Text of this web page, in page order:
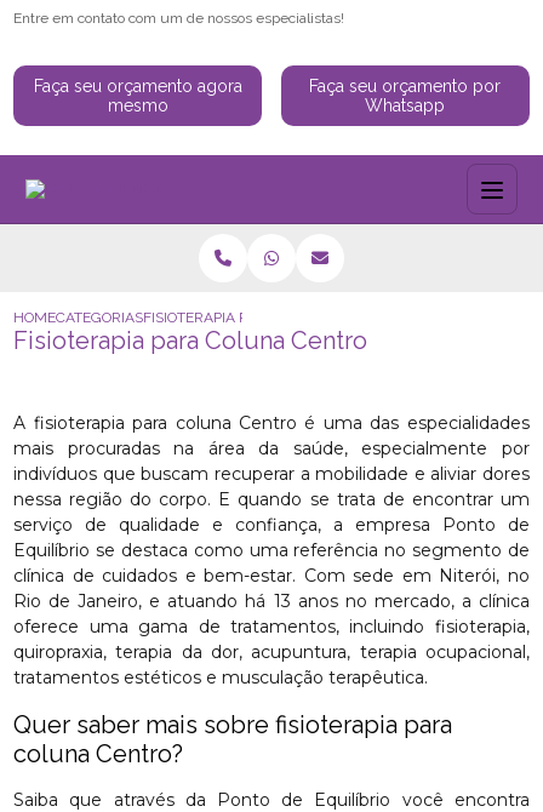
Entre em contato com um de nossos especialistas!
Faça seu orçamento agora
mesmo
Faça seu orçamento por
Whatsapp
HOMECATEGORIASFISIOTERAPIA PARA COLUNA CENTRO
Fisioterapia para Coluna Centro
A fisioterapia para coluna Centro é uma das especialidades
mais procuradas na área da saúde, especialmente por
indivíduos que buscam recuperar a mobilidade e aliviar dores
nessa região do corpo. E quando se trata de encontrar um
serviço de qualidade e confiança, a empresa Ponto de
Equilíbrio se destaca como uma referência no segmento de
clínica de cuidados e bem-estar. Com sede em Niterói, no
Rio de Janeiro, e atuando há 13 anos no mercado, a clínica
oferece uma gama de tratamentos, incluindo fisioterapia,
quiropraxia, terapia da dor, acupuntura, terapia ocupacional,
tratamentos estéticos e musculação terapêutica.
Quer saber mais sobre fisioterapia para
coluna Centro?
Saiba que através da Ponto de Equilíbrio você encontra